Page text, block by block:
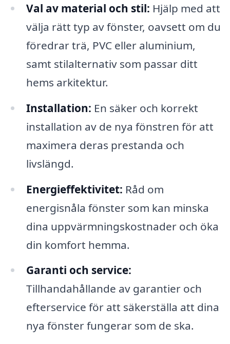
Val av material och stil: Hjälp med att
välja rätt typ av fönster, oavsett om du
föredrar trä, PVC eller aluminium,
samt stilalternativ som passar ditt
hems arkitektur.
Installation: En säker och korrekt
installation av de nya fönstren för att
maximera deras prestanda och
livslängd.
Energieffektivitet: Råd om
energisnåla fönster som kan minska
dina uppvärmningskostnader och öka
din komfort hemma.
Garanti och service:
Tillhandahållande av garantier och
efterservice för att säkerställa att dina
nya fönster fungerar som de ska.